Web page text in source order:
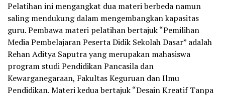
Pelatihan ini mengangkat dua materi berbeda namun
saling mendukung dalam mengembangkan kapasitas
guru. Pembawa materi pelatihan bertajuk “Pemilihan
Media Pembelajaran Peserta Didik Sekolah Dasar” adalah
Rehan Aditya Saputra yang merupakan mahasiswa
program studi Pendidikan Pancasila dan
Kewarganegaraan, Fakultas Keguruan dan Ilmu
Pendidikan. Materi kedua bertajuk “Desain Kreatif Tanpa